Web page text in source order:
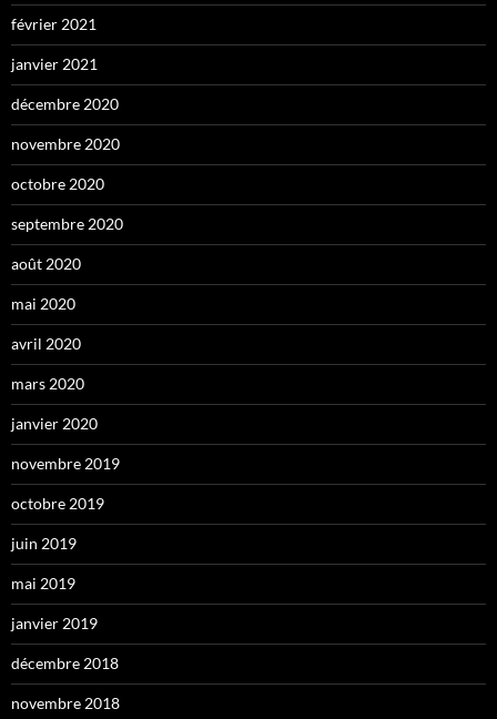
février 2021
janvier 2021
décembre 2020
novembre 2020
octobre 2020
septembre 2020
août 2020
mai 2020
avril 2020
mars 2020
janvier 2020
novembre 2019
octobre 2019
juin 2019
mai 2019
janvier 2019
décembre 2018
novembre 2018